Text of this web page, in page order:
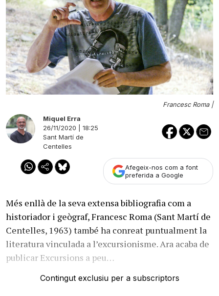
Francesc Roma |
Miquel Erra
26/11/2020 | 18:25
Sant Martí de
Centelles
Afegeix-nos com a font
preferida a Google
Més enllà de la seva extensa bibliografia com a
historiador i geògraf, Francesc Roma (Sant Martí de
Centelles, 1963) també ha conreat puntualment la
literatura vinculada a l’excursionisme. Ara acaba de
publicar Excursions a peu…
Contingut exclusiu per a subscriptors